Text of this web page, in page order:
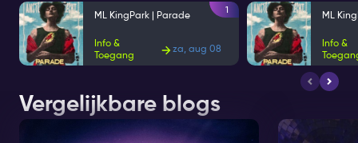
ML KingPark | Parade
Info &
Toegang
za, aug 08
1
ML
Info &
Vergelijkbare blogs